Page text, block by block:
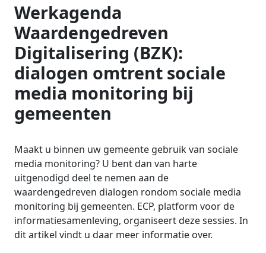
Werkagenda
Waardengedreven
Digitalisering (BZK):
dialogen omtrent sociale
media monitoring bij
gemeenten
Maakt u binnen uw gemeente gebruik van sociale
media monitoring? U bent dan van harte
uitgenodigd deel te nemen aan de
waardengedreven dialogen rondom sociale media
monitoring bij gemeenten. ECP, platform voor de
informatiesamenleving, organiseert deze sessies. In
dit artikel vindt u daar meer informatie over.